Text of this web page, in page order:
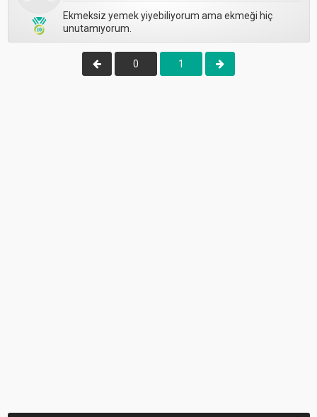
Ekmeksiz yemek yiyebiliyorum ama ekmeği hiç
unutamıyorum.
0 1